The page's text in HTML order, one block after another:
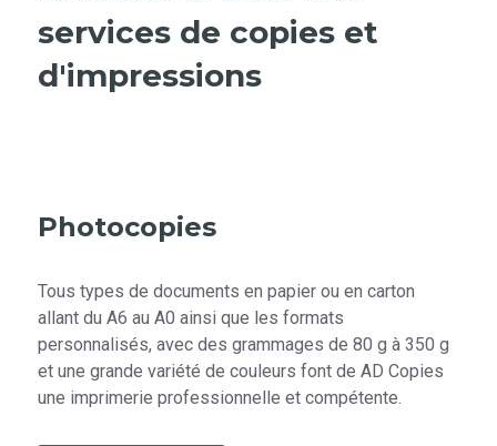
services de copies et
d'impressions
Photocopies
Tous types de documents en papier ou en carton
allant du A6 au A0 ainsi que les formats
personnalisés, avec des grammages de 80 g à 350 g
et une grande variété de couleurs font de AD Copies
une imprimerie professionnelle et compétente.